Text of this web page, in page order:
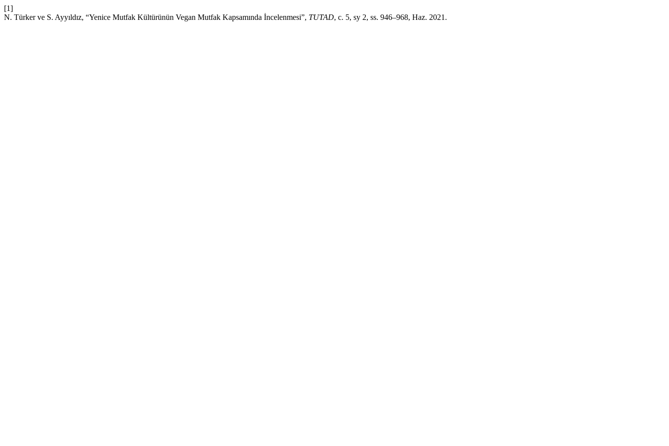
[1]
N. Türker ve S. Ayyıldız, “Yenice Mutfak Kültürünün Vegan Mutfak Kapsamında İncelenmesi”, TUTAD, c. 5, sy 2, ss. 946–968, Haz. 2021.